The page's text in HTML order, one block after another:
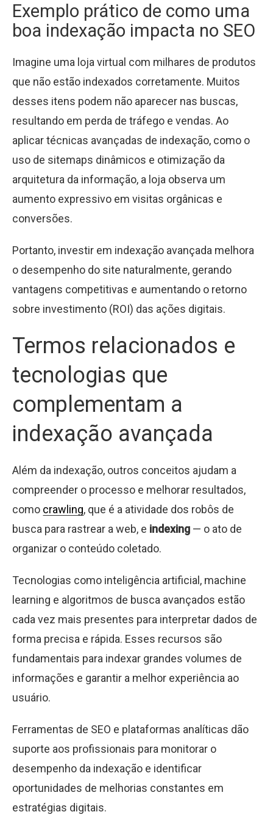
Exemplo prático de como uma
boa indexação impacta no SEO
Imagine uma loja virtual com milhares de produtos
que não estão indexados corretamente. Muitos
desses itens podem não aparecer nas buscas,
resultando em perda de tráfego e vendas. Ao
aplicar técnicas avançadas de indexação, como o
uso de sitemaps dinâmicos e otimização da
arquitetura da informação, a loja observa um
aumento expressivo em visitas orgânicas e
conversões.
Portanto, investir em indexação avançada melhora
o desempenho do site naturalmente, gerando
vantagens competitivas e aumentando o retorno
sobre investimento (ROI) das ações digitais.
Termos relacionados e
tecnologias que
complementam a
indexação avançada
Além da indexação, outros conceitos ajudam a
compreender o processo e melhorar resultados,
como crawling, que é a atividade dos robôs de
busca para rastrear a web, e indexing — o ato de
organizar o conteúdo coletado.
Tecnologias como inteligência artificial, machine
learning e algoritmos de busca avançados estão
cada vez mais presentes para interpretar dados de
forma precisa e rápida. Esses recursos são
fundamentais para indexar grandes volumes de
informações e garantir a melhor experiência ao
usuário.
Ferramentas de SEO e plataformas analíticas dão
suporte aos profissionais para monitorar o
desempenho da indexação e identificar
oportunidades de melhorias constantes em
estratégias digitais.